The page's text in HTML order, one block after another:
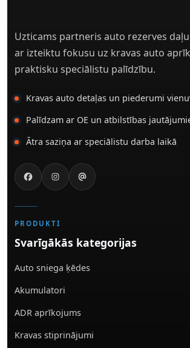
Uzticams partneris auto rezerves
ar izteiktu fokusu uz kravas auto
praktisku speciālistu palīdzību.
Kravas auto detaļas un piederumi
Palīdzam ar OE un atbilstības
Ātra saziņa ar speciālistu darba laikā
PRODUKTI
Svarīgākās kategorijas
Auto sniega ķēdes
Akumulatori
ADR aprīkojums
Kravas stiprinājumi